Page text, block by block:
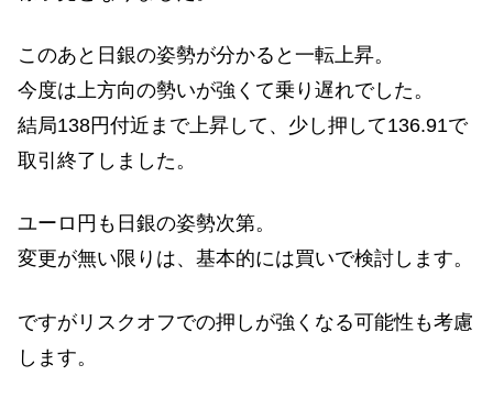
このあと日銀の姿勢が分かると一転上昇。
今度は上方向の勢いが強くて乗り遅れでした。
結局138円付近まで上昇して、少し押して136.91で
取引終了しました。
ユーロ円も日銀の姿勢次第。
変更が無い限りは、基本的には買いで検討します。
ですがリスクオフでの押しが強くなる可能性も考慮
します。